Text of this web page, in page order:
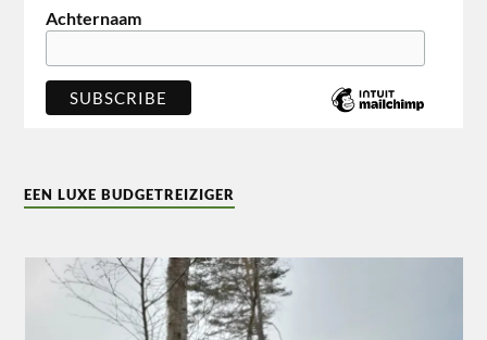
Achternaam
EEN LUXE BUDGETREIZIGER